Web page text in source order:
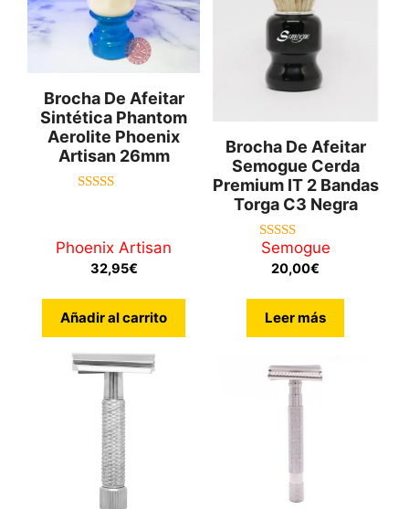
Brocha De Afeitar
Sintética Phantom
Aerolite Phoenix
Artisan 26mm
Phoenix Artisan
32,95€
Añadir al carrito
Brocha De Afeitar
Semogue Cerda
Premium IT 2 Bandas
Torga C3 Negra
4.67
de 5
Semogue
20,00€
Leer más